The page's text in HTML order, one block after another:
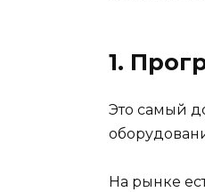
1.
Это самый
На рынке